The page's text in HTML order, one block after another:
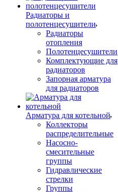
Радиаторы и
полотенцесушители
Радиаторы
отопления
Полотенцесушители
Комплектующие для
радиаторов
Запорная арматура
для радиаторов
Арматура для котельной
Коллекторы
распределительные
Насосно-
смесительные
группы
Гидравлические
стрелки
Группы